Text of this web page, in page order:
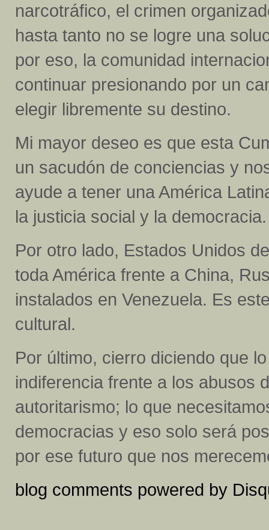
narcotráfico, el crimen
hasta tanto no se logre una
por eso, la comunidad
continuar presionando por un
elegir libremente su destino.
Mi mayor deseo es que esta
un sacudón de conciencias y
ayude a tener una América
la justicia social y la democracia.
Por otro lado, Estados Unidos
toda América frente a China,
instalados en Venezuela. Es
cultural.
Por último, cierro diciendo que
indiferencia frente a los abusos
autoritarismo; lo que
democracias y eso solo será
por ese futuro que nos
blog comments powered by